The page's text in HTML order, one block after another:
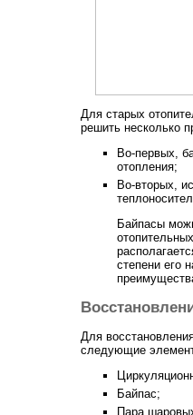
Для старых
решить несколько
Во-первых,
отопления;
Во-вторых,
Байпасы
степени его
Для
следующие
Байпас;
Пара